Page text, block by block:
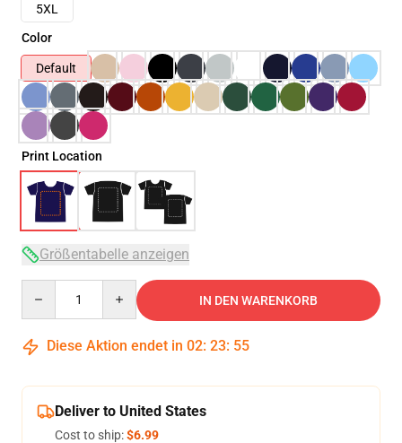
5XL
Color
Default
Print Location
Größentabelle anzeigen
IN DEN WARENKORB
Diese Aktion endet in 02: 23: 54
Deliver to United States
Cost to ship:$6.99